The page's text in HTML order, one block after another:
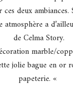
deux
a
de Celma Story.
marble/
jolie bague en
papeterie. «